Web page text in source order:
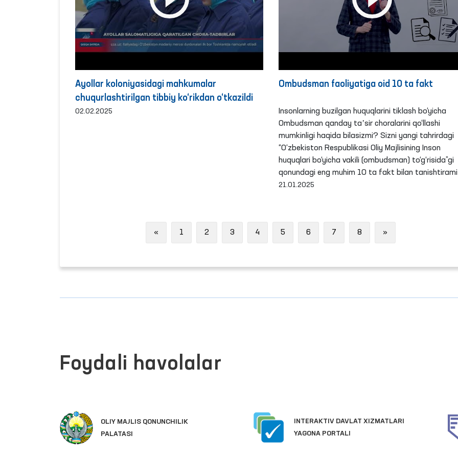
Ayollar koloniyasidagi mahkumalar
chuqurlashtirilgan tibbiy ko‘rikdan o‘tkazildi
02.02.2025
Ombudsman faoliyatiga oid 10 ta fakt
Insonlarning buzilgan huquqlarini tiklash bo‘yicha
Ombudsman qanday taʼsir choralarini qo‘llashi
mumkinligi haqida bilasizmi? Sizni yangi tahrirdagi
“O‘zbekiston Respublikasi Oliy Majlisining Inson
huquqlari bo‘yicha vakili (ombudsman) to‘g‘risida”gi
qonundagi eng muhim 10 ta fakt bilan
21.01.2025
« Previous
1 2 3 4 5 6 7 8 »
Foydali havolalar
OLIY MAJLIS QONUNCHILIK
PALATASI
INTERAKTIV DAVLAT XIZMATLARI
YAGONA PORTALI